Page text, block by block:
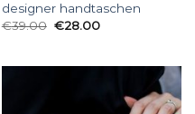
designer handtaschen
€39.00 €28.00